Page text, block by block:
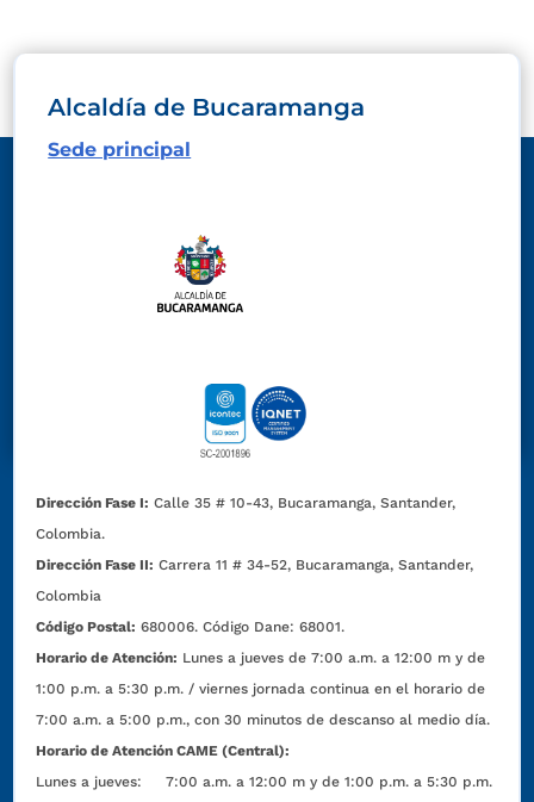
Alcaldía de Bucaramanga
Sede principal
Dirección Fase I: Calle 35 # 10-43, Bucaramanga, Santander,
Colombia.
Dirección Fase II: Carrera 11 # 34-52, Bucaramanga, Santander,
Colombia
Código Postal: 680006. Código Dane: 68001.
Horario de Atención: Lunes a jueves de 7:00 a.m. a 12:00 m y de
1:00 p.m. a 5:30 p.m. / viernes jornada continua en el horario de
7:00 a.m. a 5:00 p.m., con 30 minutos de descanso al medio día.
Horario de Atención CAME (Central):
Lunes a jueves: 7:00 a.m. a 12:00 m y de 1:00 p.m. a 5:30 p.m.